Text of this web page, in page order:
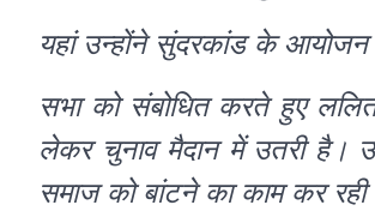
यहां उन्होंने सुंदरकांड के
सभा को संबोधित करते हुए
लेकर चुनाव मैदान में उतरी है।
समाज को बांटने का काम कर